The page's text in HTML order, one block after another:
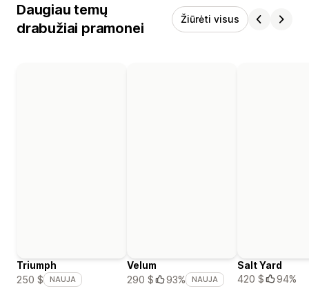
Daugiau temų
drabužiai pramonei
Žiūrėti visus
Triumph
250 $
NAUJA
Velum
290 $
93% NAUJA
Salt Yard
420 $
94%